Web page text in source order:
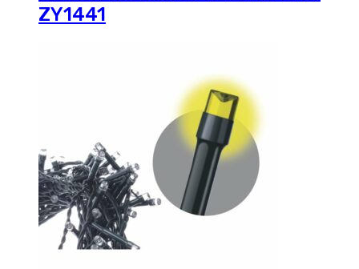
ZY1441